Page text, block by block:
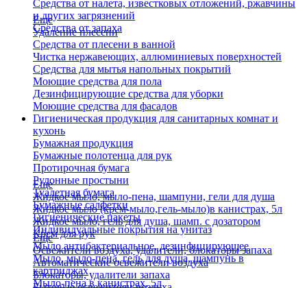
Средства от налета, известковых отложений, ржавчины
и других загрязнений
Средства от запаха
Еще
Удаление плесени
Средства от плесени в ванной
Чистка нержавеющих, аллюминиевых поверхностей
Средства для мытья напольных покрытий
Моющие средства для пола
Дезинфицирующие средства для уборки
Моющие средства для фасадов
Гигиеническая продукция для санитарных комнат и
кухонь
Бумажная продукция
Бумажные полотенца для рук
Протирочная бумага
Рулонные простыни
Туалетная бумага
Бумажные салфетки
Гигиенические пакеты
Индивидуальные покрытия на унитаз
Еще
Жидкое мыло, мыло-пена, шампуни, гели для душа
Жидкое мыло (крем-мыло,гель-мыло)в канистрах, 5л
Жидкое мыло, гель для душа, шамп. с дозатором
Крем для рук
Мыло антибактериальное, дезинфицирующее
Мыло, мыло-пена, гель для душа, шампунь в
картриджах
Мыло-пена в канистрах, 5л
Еще
Освежители воздуха, удалители, блокаторы запаха
Автоматические освежители воздуха
Блокаторы, удалители запаха